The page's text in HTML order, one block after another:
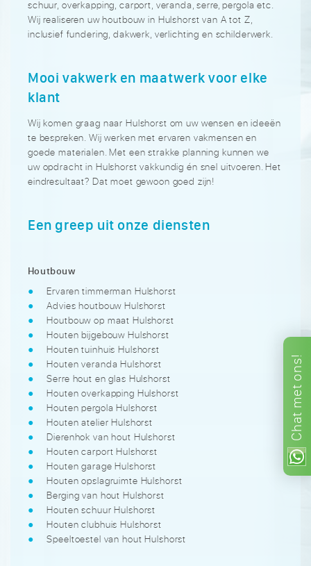
Chat
met
ons!
schuur, overkapping, carport, veranda, serre, pergola etc.
Wij realiseren uw houtbouw in Hulshorst van A tot Z,
inclusief fundering, dakwerk, verlichting en schilderwerk.
Mooi vakwerk en maatwerk voor elke
klant
Wij komen graag naar Hulshorst om uw wensen en ideeën
te bespreken. Wij werken met ervaren vakmensen en
goede materialen. Met een strakke planning kunnen we
uw opdracht in Hulshorst vakkundig én snel uitvoeren. Het
eindresultaat? Dat moet gewoon goed zijn!
Een greep uit onze diensten
Houtbouw
Ervaren timmerman Hulshorst
Advies houtbouw Hulshorst
Houtbouw op maat Hulshorst
Houten bijgebouw Hulshorst
Houten tuinhuis Hulshorst
Houten veranda Hulshorst
Serre hout en glas Hulshorst
Houten overkapping Hulshorst
Houten pergola Hulshorst
Houten atelier Hulshorst
Dierenhok van hout Hulshorst
Houten carport Hulshorst
Houten garage Hulshorst
Houten opslagruimte Hulshorst
Berging van hout Hulshorst
Houten schuur Hulshorst
Houten clubhuis Hulshorst
Speeltoestel van hout Hulshorst